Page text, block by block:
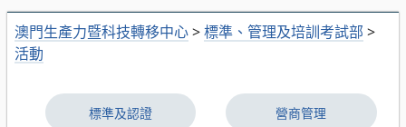
澳門生產力暨科技轉移中心>標準、管理及培訓考試部 >
活動
標準及認證 營商管理